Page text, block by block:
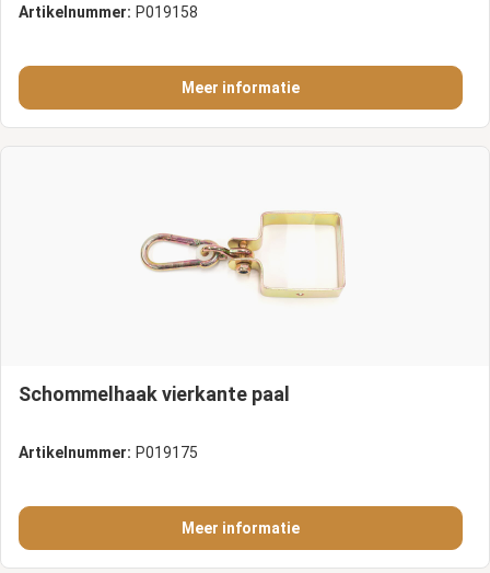
Artikelnummer: P019158
Meer informatie
Schommelhaak vierkante paal
Artikelnummer: P019175
Meer informatie